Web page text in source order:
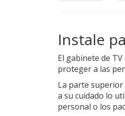
Instale
El gabinete de
proteger a las
La parte superior
a su cuidado lo
personal o los